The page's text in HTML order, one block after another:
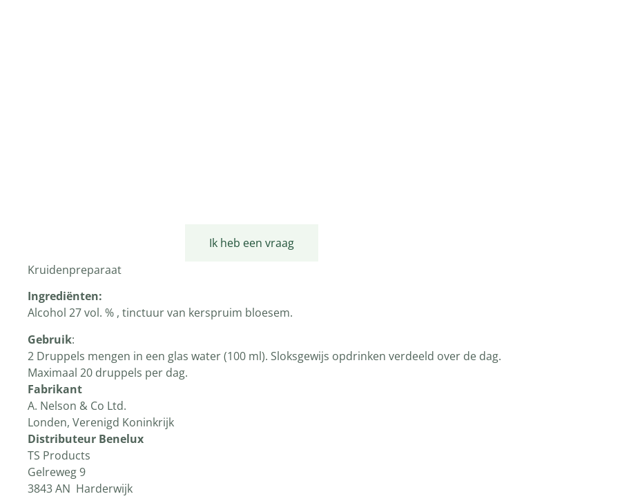
Ik heb een vraag
Kruidenpreparaat
Ingrediënten:
Alcohol 27 vol. % , tinctuur van kerspruim bloesem.
Gebruik:
2 Druppels mengen in een glas water (100 ml). Sloksgewijs opdrinken verdeeld over de dag.
Maximaal 20 druppels per dag.
Fabrikant
A. Nelson & Co Ltd.
Londen, Verenigd Koninkrijk
Distributeur Benelux
TS Products
Gelreweg 9
3843 AN Harderwijk